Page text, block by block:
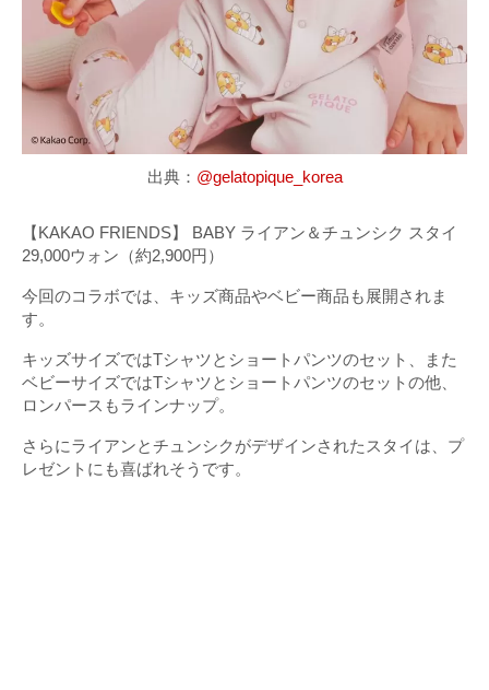
出典： @gelatopique_korea
【KAKAO FRIENDS】 BABY ライアン＆チュンシク スタイ
29,000ウォン（約2,900円）
今回のコラボでは、キッズ商品やベビー商品も展開されま
す。
キッズサイズではTシャツとショートパンツのセット、また
ベビーサイズではTシャツとショートパンツのセットの他、
ロンパースもラインナップ。
さらにライアンとチュンシクがデザインされたスタイは、プ
レゼントにも喜ばれそうです。